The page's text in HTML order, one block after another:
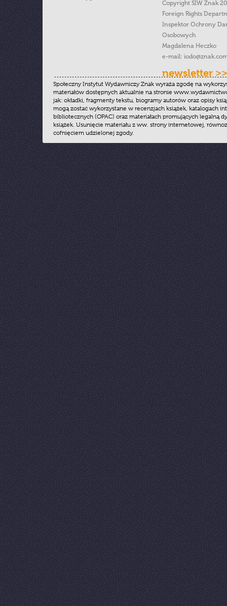
Copyright SIW Znak
Foreign Rights
Inspektor Ochrony
Osobowych
Magdalena Heczko
e-mail:
newsletter >>
Społeczny Instytut Wydawniczy Znak wyraża zgodę na
materiałów dostępnych aktualnie na stronie
jak: okładki, fragmenty tekstu, biogramy autorów oraz opisy
mogą zostać wykorzystane w recenzjach książek, katalogach
bibliotecznych (OPAC) oraz materiałach promujących legalną
książek. Usunięcie materiału z ww. strony internetowej,
cofnięciem udzielonej zgody.